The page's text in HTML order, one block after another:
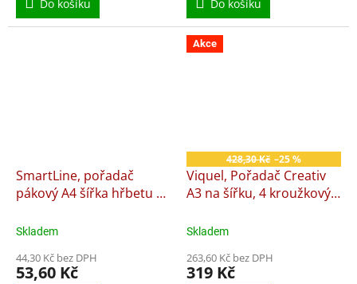
Do košíku Do košíku
SmartLine, pořadač
pákový A4 šířka hřbetu 5
Skladem
44,30 Kč bez DPH
53,60 Kč
Akce
428,30 Kč –25 %
Viquel, Pořadač Creativ
A3 na šířku, 4 kroužkový,
Skladem
263,60 Kč bez DPH
319 Kč